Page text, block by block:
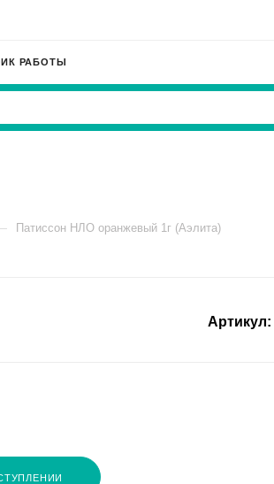
РАБОТЫ
Патиссон НЛО оранжевый 1г (Аэлита)
Артикул: